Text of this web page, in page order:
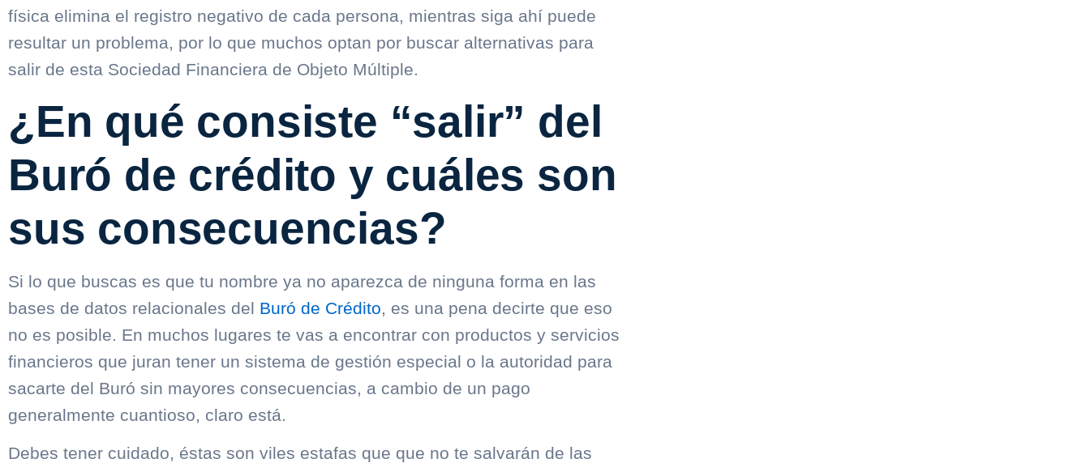
física elimina el registro negativo de cada persona, mientras siga ahí puede
resultar un problema, por lo que muchos optan por buscar alternativas para
salir de esta Sociedad Financiera de Objeto Múltiple.
¿En qué consiste “salir” del
Buró de crédito y cuáles son
sus consecuencias?
Si lo que buscas es que tu nombre ya no aparezca de ninguna forma en las
bases de datos relacionales del Buró de Crédito , es una pena decirte que eso
no es posible. En muchos lugares te vas a encontrar con productos y servicios
financieros que juran tener un sistema de gestión especial o la autoridad para
sacarte del Buró sin mayores consecuencias, a cambio de un pago
generalmente cuantioso, claro está.
Debes tener cuidado, éstas son viles estafas que que no te salvarán de las